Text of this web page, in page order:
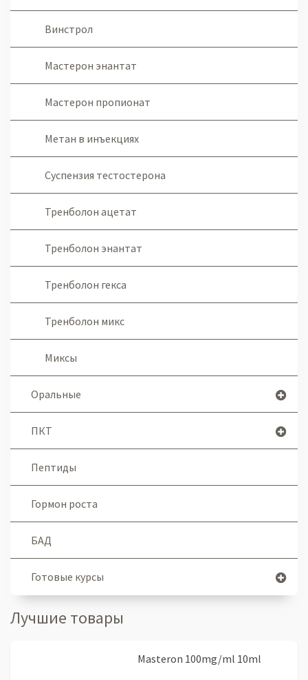
Винстрол
Мастерон энантат
Мастерон пропионат
Метан в инъекциях
Суспензия тестостерона
Тренболон ацетат
Тренболон энантат
Тренболон гекса
Тренболон микс
Миксы
Оральные
ПКТ
Пептиды
Гормон роста
БАД
Готовые курсы
Лучшие товары
Masteron 100mg/ml 10ml